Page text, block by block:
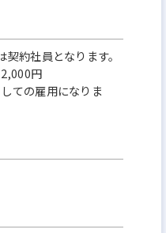
約社員となります。
円
ての雇⽤になりま